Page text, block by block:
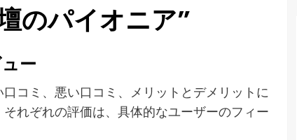
のパイオニア”
ー
コミ、悪い口コミ、メリットとデメリットに
れぞれの評価は、具体的なユーザーのフィー